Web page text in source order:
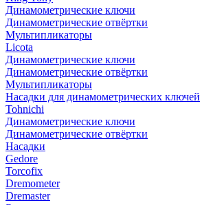
Динамометрические ключи
Динамометрические отвёртки
Мультипликаторы
Licota
Динамометрические ключи
Динамометрические отвёртки
Мультипликаторы
Насадки для динамометрических ключей
Tohnichi
Динамометрические ключи
Динамометрические отвёртки
Насадки
Gedore
Torcofix
Dremometer
Dremaster